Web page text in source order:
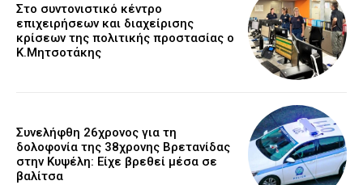
Στο συντονιστικό κέντρο
επιχειρήσεων και διαχείρισης
κρίσεων της πολιτικής προστασίας ο
Κ.Μητσοτάκης
Συνελήφθη 26χρονος για τη
δολοφονία της 38χρονης Βρετανίδας
στην Κυψέλη: Είχε βρεθεί μέσα σε
βαλίτσα